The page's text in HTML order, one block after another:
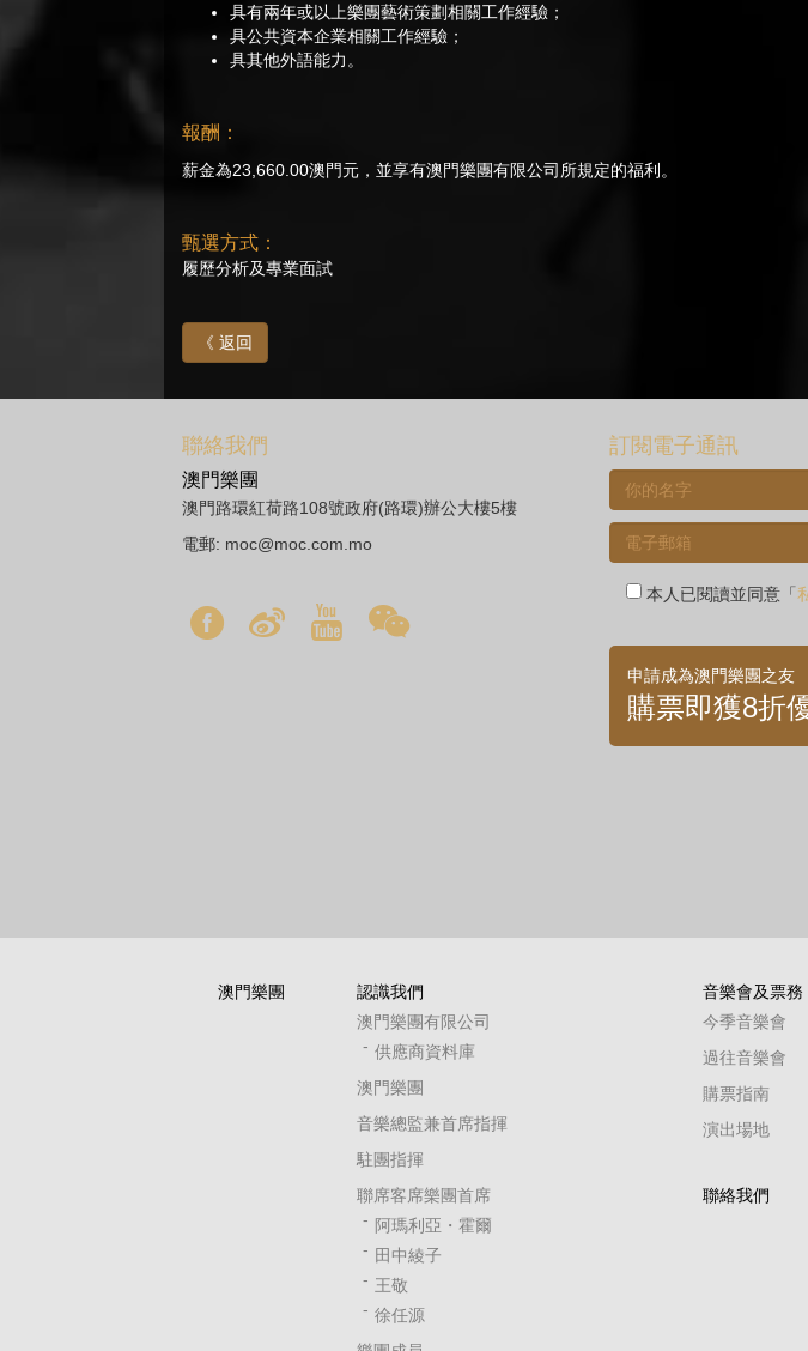
具有兩年或以上樂團藝術策劃相關工作經驗；
具公共資本企業相關工作經驗；
具其他外語能力。
報酬：
薪金為23,660.00澳門元，並享有澳門樂團有限公司所規定的福利。
甄選方式：
履歷分析及專業面試
《 返回
聯絡我們
澳門樂團
澳門路環紅荷路108號政府(路環)辦公大樓5樓
電郵: moc@moc.com.mo
訂閱電子通訊
本人已閱讀並同意「
申請成為澳門樂團之友
購票即獲8折
澳門樂團
認識我們
澳門樂團有限公司
供應商資料庫
澳門樂團
音樂總監兼首席指揮
駐團指揮
聯席客席樂團首席
阿瑪利亞・霍爾
田中綾子
王敬
徐任源
音樂會及票務
今季音樂會
過往音樂會
購票指南
演出場地
聯絡我們